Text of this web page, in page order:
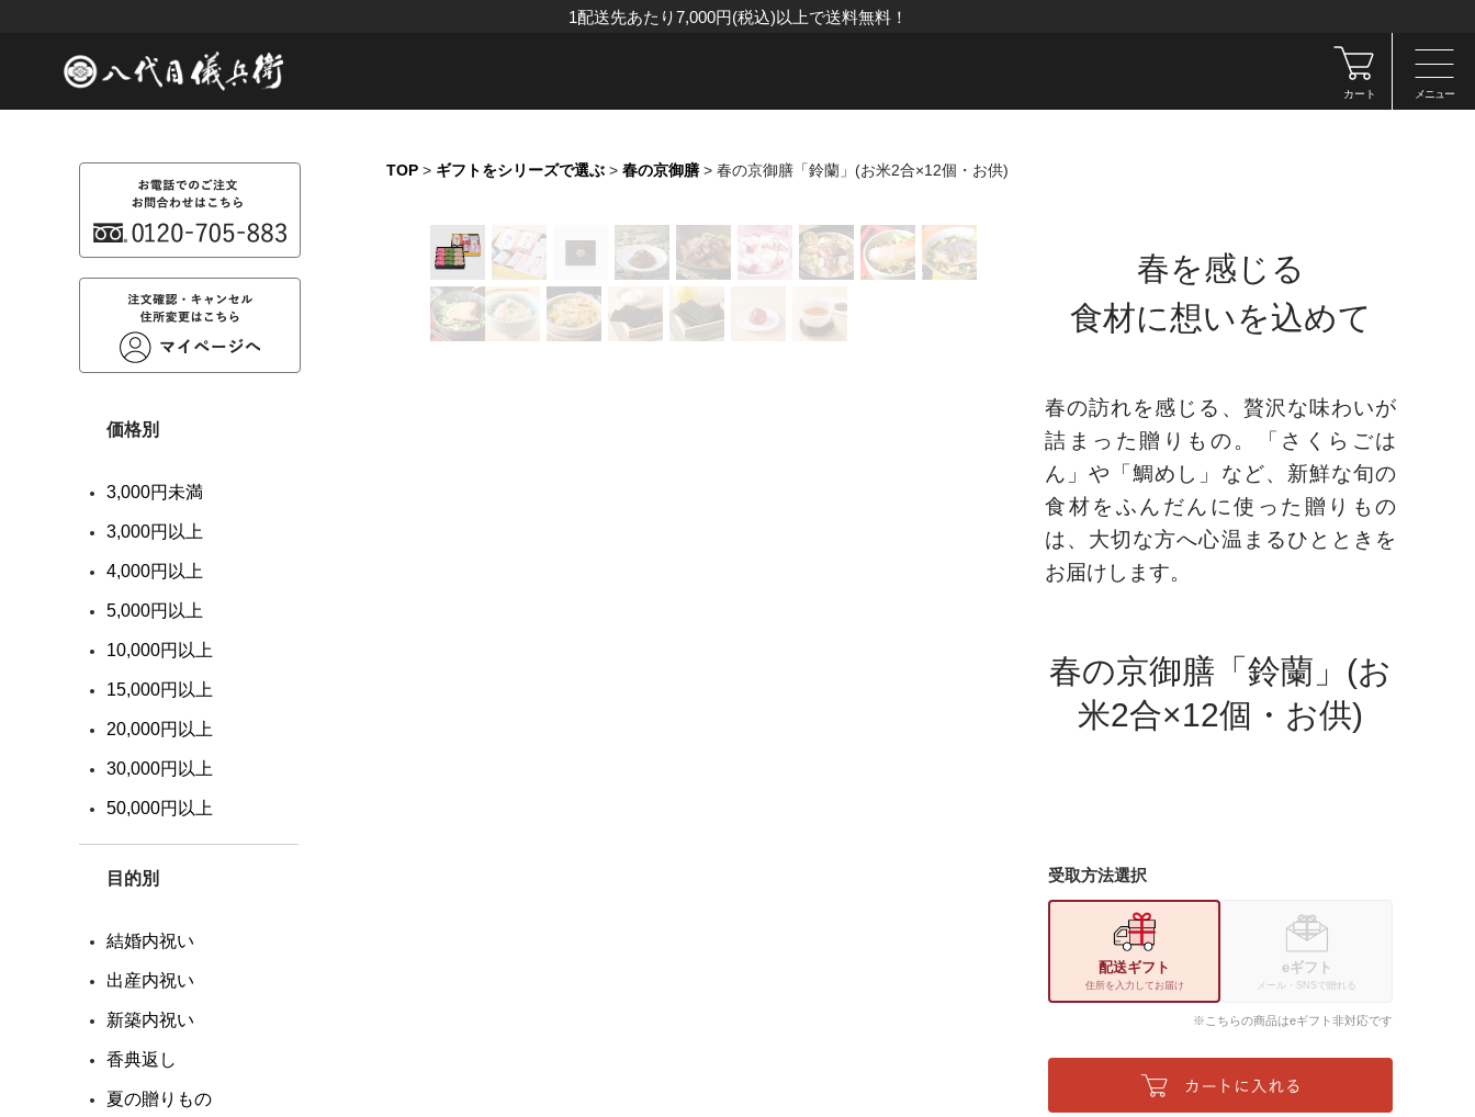
1配送先あたり7,000円(税込)以上で送料無料！
カート メニュー
特集コンテンツ
ギフトへのこだわり
ギフトマナー
おこめやノート
儀兵衛のお米の飲食
店
TOP > ギフトをシリーズで選ぶ > 春の京御膳 > 春の京御膳「鈴蘭」(お米2合×12個・お供)
春を感じる
食材に想いを込めて
春の訪れを感じる、贅沢な味わいが
詰まった贈りもの。「さくらごは
ん」や「鯛めし」など、新鮮な旬の
食材をふんだんに使った贈りもの
は、大切な方へ心温まるひとときを
お届けします。
春の京御膳「鈴蘭」(お
米2合×12個・お供)
受取方法選択
配送ギフト
住所を入力してお届け
eギフト
メール・SNSで贈れる
※こちらの商品はeギフト非対応です
価格別
3,000円未満
3,000円以上
4,000円以上
5,000円以上
10,000円以上
15,000円以上
20,000円以上
30,000円以上
50,000円以上
目的別
結婚内祝い
出産内祝い
新築内祝い
香典返し
夏の贈りもの